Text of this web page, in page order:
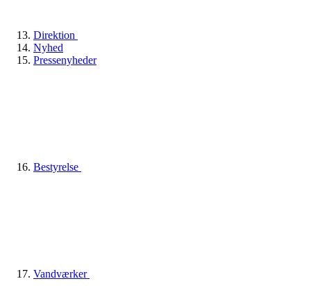
Direktion
Nyhed
Pressenyheder
Bestyrelse
Vandværker